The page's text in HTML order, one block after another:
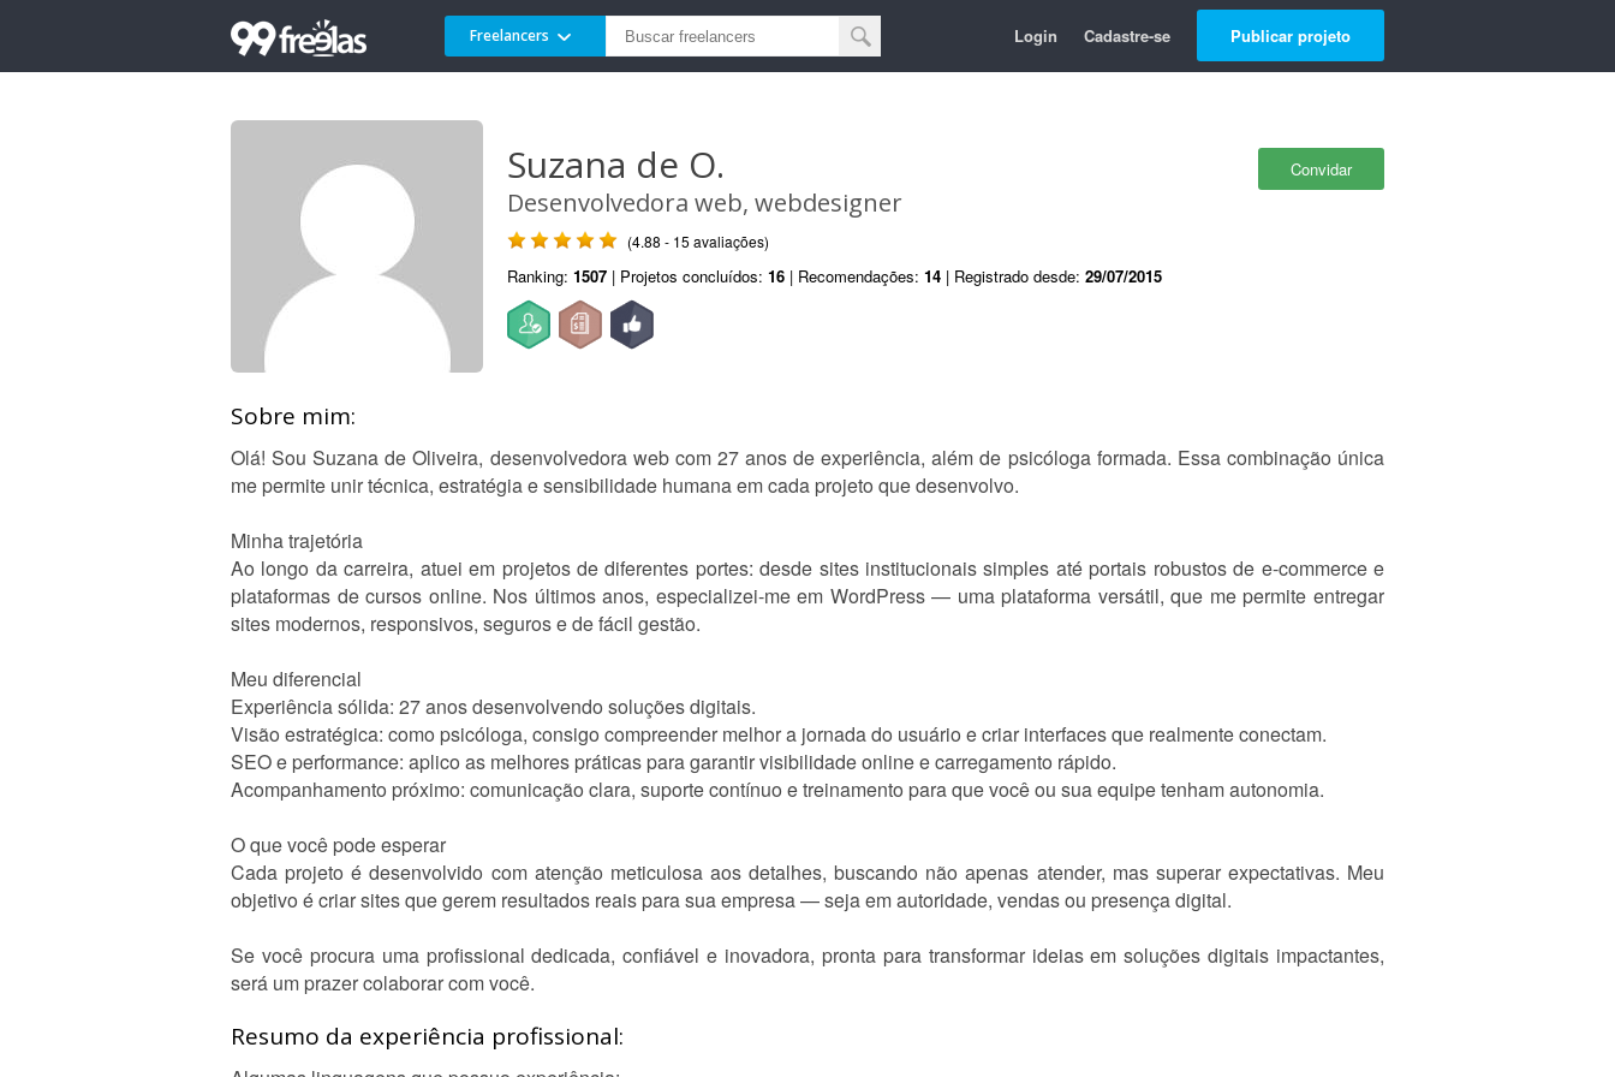
Freelancers Login Cadastre-se Publicar projeto
Convidar
Suzana de O.
Desenvolvedora web, webdesigner
(4.88 - 15 avaliações)
Ranking: 1507 | Projetos concluídos: 16 | Recomendações: 14 | Registrado desde: 29/07/2015
Sobre mim:
Olá! Sou Suzana de Oliveira, desenvolvedora web com 27 anos de experiência, além de psicóloga formada. Essa combinação única
me permite unir técnica, estratégia e sensibilidade humana em cada projeto que desenvolvo.
Minha trajetória
Ao longo da carreira, atuei em projetos de diferentes portes: desde sites institucionais simples até portais robustos de e-commerce e
plataformas de cursos online. Nos últimos anos, especializei-me em WordPress — uma plataforma versátil, que me permite entregar
sites modernos, responsivos, seguros e de fácil gestão.
Meu diferencial
Experiência sólida: 27 anos desenvolvendo soluções digitais.
Visão estratégica: como psicóloga, consigo compreender melhor a jornada do usuário e criar interfaces que realmente conectam.
SEO e performance: aplico as melhores práticas para garantir visibilidade online e carregamento rápido.
Acompanhamento próximo: comunicação clara, suporte contínuo e treinamento para que você ou sua equipe tenham autonomia.
O que você pode esperar
Cada projeto é desenvolvido com atenção meticulosa aos detalhes, buscando não apenas atender, mas superar expectativas. Meu
objetivo é criar sites que gerem resultados reais para sua empresa — seja em autoridade, vendas ou presença digital.
Se você procura uma profissional dedicada, confiável e inovadora, pronta para transformar ideias em soluções digitais impactantes,
será um prazer colaborar com você.
Resumo da experiência profissional: